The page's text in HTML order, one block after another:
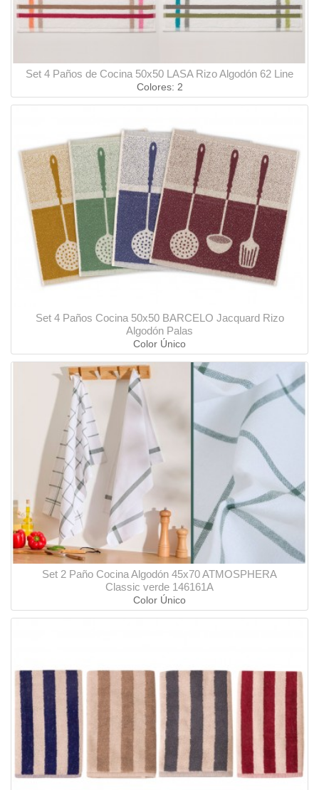
Set 4 Paños de Cocina 50x50 LASA Rizo Algodón 62 Line
Colores: 2
Set 4 Paños Cocina 50x50 BARCELO Jacquard Rizo
Algodón Palas
Color Único
Set 2 Paño Cocina Algodón 45x70 ATMOSPHERA
Classic verde 146161A
Color Único